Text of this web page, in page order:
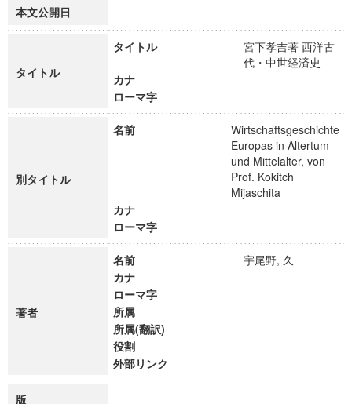
本文公開日
タイトル
タイトル
宮下孝吉著 西洋古
代・中世経済史
カナ
ローマ字
別タイトル
名前
Wirtschaftsgeschichte
Europas in Altertum
und Mittelalter, von
Prof. Kokitch
Mijaschita
カナ
ローマ字
著者
名前
宇尾野, 久
カナ
ローマ字
所属
所属(翻訳)
役割
外部リンク
版